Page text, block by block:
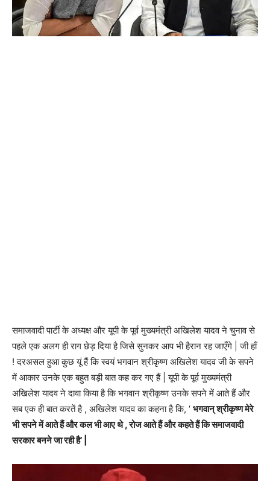
समाजवादी पार्टी के अध्यक्ष और यूपी के पूर्व मुख्यमंत्री अखिलेश यादव ने चुनाव से
पहले एक अलग ही राग छेड़ दिया है जिसे सुनकर आप भी हैरान रह जाएँगे | जी हाँ
! दरअसल हुआ कुछ यूं हैं कि स्वयं भगवान श्रीकृष्ण अखिलेश यादव जी के सपने
में आकार उनके एक बहुत बड़ी बात कह कर गए हैं | यूपी के पूर्व मुख्यमंत्री
अखिलेश यादव ने दावा किया है कि भगवान श्रीकृष्ण उनके सपने में आते हैं और
सब एक ही बात करतें है , अखिलेश यादव का कहना है कि, ‘ भगवान् श्रीकृष्ण मेरे
भी सपने में आते हैं और कल भी आए थे , रोज आते हैं और कहते हैं कि समाजवादी
सरकार बनने जा रही है’ |